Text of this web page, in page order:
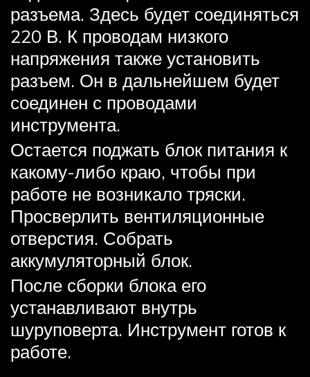
разъема. Здесь будет соединяться
220 В. К проводам низкого
напряжения также установить
разъем. Он в дальнейшем будет
соединен с проводами
инструмента.
Остается поджать блок питания к
какому-либо краю, чтобы при
работе не возникало тряски.
Просверлить вентиляционные
отверстия. Собрать
аккумуляторный блок.
После сборки блока его
устанавливают внутрь
шуруповерта. Инструмент готов к
работе.